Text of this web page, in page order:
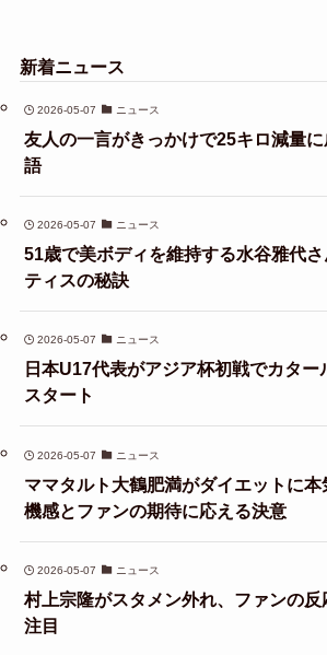
新着ニュース
2026-05-07 ニュース
友人の一言がきっかけで25キロ減量
語
2026-05-07 ニュース
51歳で美ボディを維持する水谷雅代
ティスの秘訣
2026-05-07 ニュース
日本U17代表がアジア杯初戦でカター
スタート
2026-05-07 ニュース
ママタルト大鶴肥満がダイエットに
機感とファンの期待に応える決意
2026-05-07 ニュース
村上宗隆がスタメン外れ、ファンの
注目